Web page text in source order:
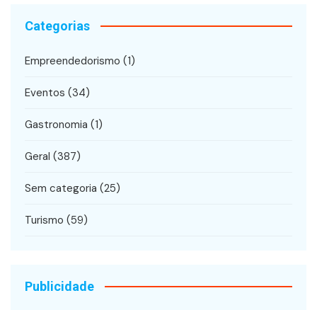
Categorias
Empreendedorismo (1)
Eventos (34)
Gastronomia (1)
Geral (387)
Sem categoria (25)
Turismo (59)
Publicidade